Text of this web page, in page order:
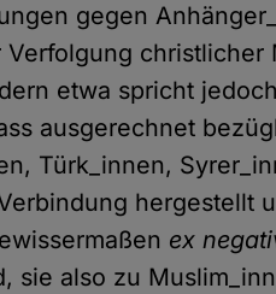
gegen
christlicher
etwa spricht
ausgerechnet
Türk_innen,
hergestellt
ex
sie also zu